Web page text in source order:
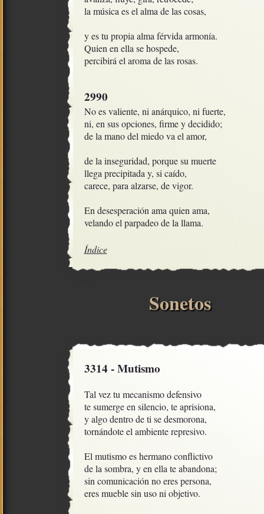
la música es el alma de las cosas,
y es tu propia alma férvida armonía.
Quien en ella se hospede,
percibirá el aroma de las rosas.
2990
No es valiente, ni anárquico, ni fuerte,
ni, en sus opciones, firme y decidido;
de la mano del miedo va el amor,
de la inseguridad, porque su muerte
llega precipitada y, si caído,
carece, para alzarse, de vigor.
En desesperación ama quien ama,
velando el parpadeo de la llama.
Índice
Sonetos
3314 - Mutismo
Tal vez tu mecanismo defensivo
te sumerge en silencio, te aprisiona,
y algo dentro de ti se desmorona,
tornándote el ambiente represivo.
El mutismo es hermano conflictivo
de la sombra, y en ella te abandona;
sin comunicación no eres persona,
eres mueble sin uso ni objetivo.